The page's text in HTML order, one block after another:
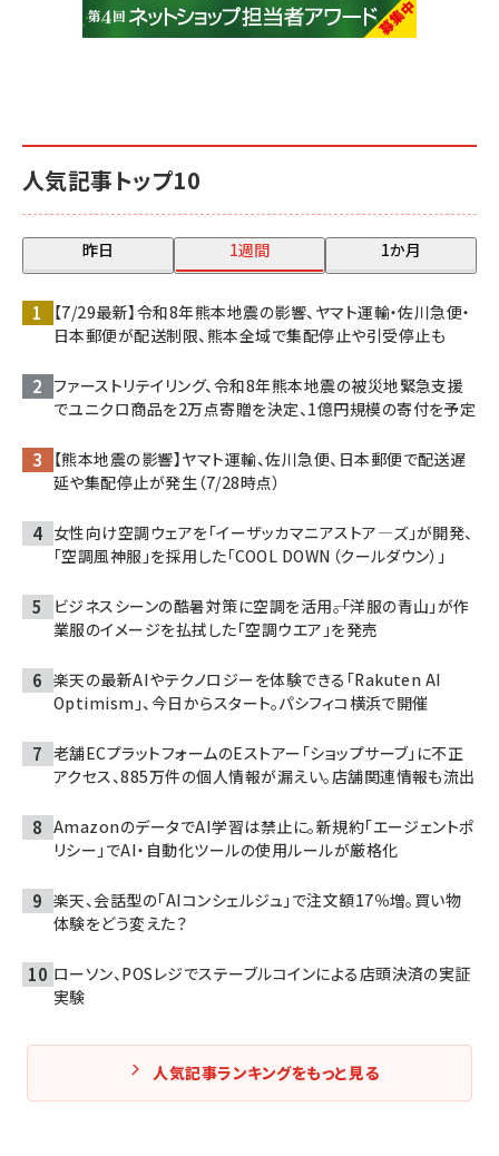
人気記事トップ10
昨日 1週間 1か月
【7/29最新】令和8年熊本地震の影響、ヤマト運輸・佐川急便・
日本郵便が配送制限、熊本全域で集配停止や引受停止も
ファーストリテイリング、令和8年熊本地震の被災地緊急支援
でユニクロ商品を2万点寄贈を決定、1億円規模の寄付を予定
【熊本地震の影響】ヤマト運輸、佐川急便、日本郵便で配送遅
延や集配停止が発生（7/28時点）
女性向け空調ウェアを「イーザッカマニアストア―ズ」が開発、
「空調風神服」を採用した「COOL DOWN（クールダウン）」
ビジネスシーンの酷暑対策に空調を活用――。「洋服の青山」が作
業服のイメージを払拭した「空調ウエア」を発売
楽天の最新AIやテクノロジーを体験できる「Rakuten AI
Optimism」、今日からスタート。パシフィコ横浜で開催
老舗ECプラットフォームのEストアー「ショップサーブ」に不正
アクセス、885万件の個人情報が漏えい。店舗関連情報も流出
AmazonのデータでAI学習は禁止に。新規約「エージェントポ
リシー」でAI・自動化ツールの使用ルールが厳格化
楽天、会話型の「AIコンシェルジュ」で注文額17％増。買い物
体験をどう変えた？
ローソン、POSレジでステーブルコインによる店頭決済の実証
実験
人気記事ランキングをもっと見る